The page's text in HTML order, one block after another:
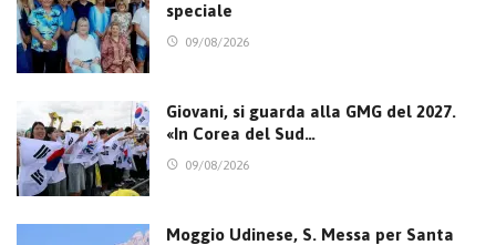
speciale
09/08/2026
Giovani, si guarda alla GMG del 2027.
«In Corea del Sud…
09/08/2026
Moggio Udinese, S. Messa per Santa